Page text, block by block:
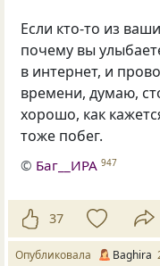
Если кто-то из
почему вы
в интернет, и
времени, думаю,
хорошо, как
тоже побег.
© Баг__ИРА 947
37
Опубликовала Baghira